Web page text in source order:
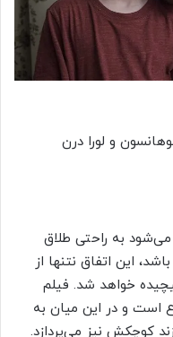
و لورا درن
به راحتی طلاق
این اتفاق نتنها از
خواهد شد. فیلم
است و در این میان به
کوچکش نیز می‌پردازد.